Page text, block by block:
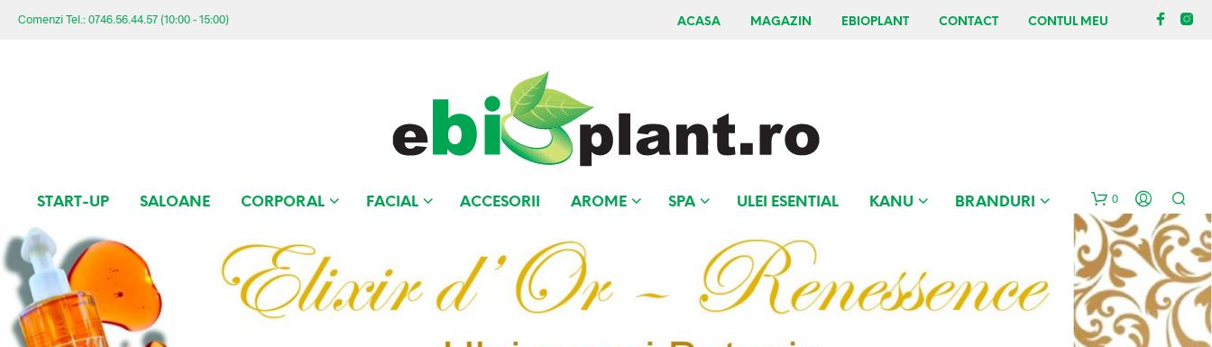
Comenzi Tel.: 0746.56.44.57 (10:00 - 15:00) ACASA MAGAZIN EBIOPLANT CONTACT CONTUL MEU
START-UP SALOANE CORPORAL FACIAL ACCESORII AROME SPA ULEI ESENTIAL KANU BRANDURI 0